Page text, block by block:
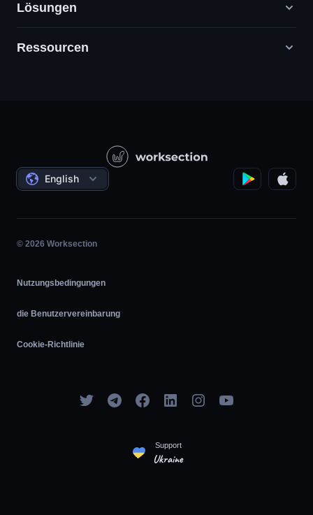
Lösungen
Digitale Marketingagenturen
Staatliche / Soziale Projekte
Projektmanagement
Stundengenaue Arbeit
Agile
Ressourcen
Bedingungen
English
© 2026 Worksection
Nutzungsbedingungen
die Benutzervereinbarung
Cookie-Richtlinie
Support
Ukraine